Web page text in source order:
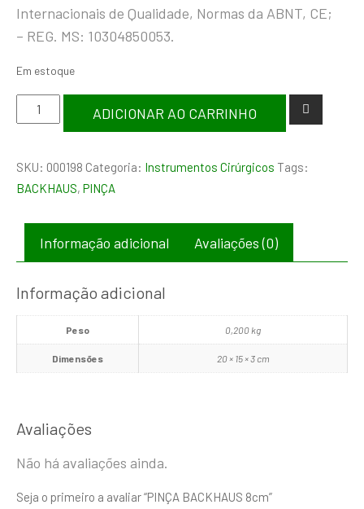
Internacionais de Qualidade, Normas da ABNT, CE;
– REG. MS: 10304850053.
Em estoque
ADICIONAR AO CARRINHO
SKU: 000198 Categoria: Instrumentos Cirúrgicos Tags:
BACKHAUS, PINÇA
Informação adicional Avaliações (0)
Informação adicional
Peso 0,200 kg
Dimensões 20 × 15 × 3 cm
Avaliações
Não há avaliações ainda.
Seja o primeiro a avaliar “PINÇA BACKHAUS 8cm”